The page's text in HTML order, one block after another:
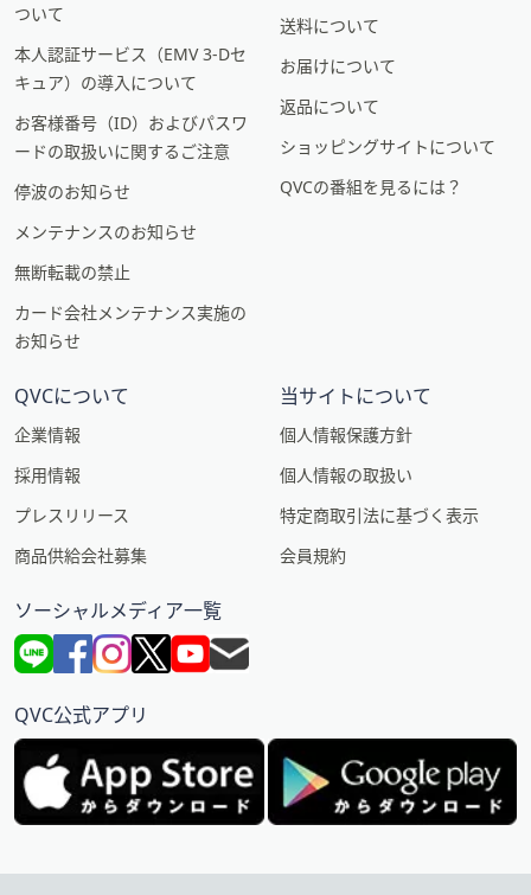
ついて
本人認証サービス（EMV 3-Dセ
キュア）の導入について
お客様番号（ID）およびパスワ
ードの取扱いに関するご注意
停波のお知らせ
メンテナンスのお知らせ
無断転載の禁止
カード会社メンテナンス実施の
お知らせ
送料について
お届けについて
返品について
ショッピングサイトについて
QVCの番組を見るには？
QVCについて
企業情報
採用情報
プレスリリース
商品供給会社募集
当サイトについて
個人情報保護方針
個人情報の取扱い
特定商取引法に基づく表示
会員規約
ソーシャルメディア一覧
QVC公式アプリ